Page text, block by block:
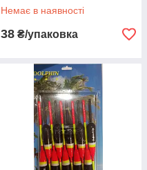
Немає в наявності
38 ₴/упаковка